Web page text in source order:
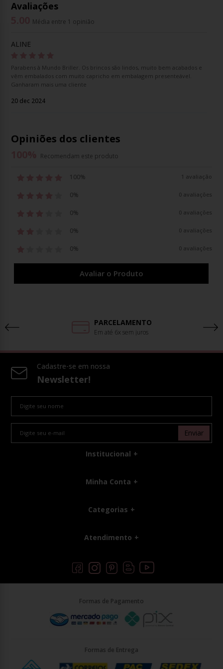
Avaliações
Média entre 1 opinião
ALINE
Parabens à Mundo Briller. Os brincos são lindos, muito bem acabados e
vêm embalados com muito capricho em embalagem presenteável.
Ganharam mais uma cliente
20 dec 2024
Opiniões dos clientes
Recomendam este produto
100% 1 avaliação
0% 0 avaliações
0% 0 avaliações
0% 0 avaliações
0% 0 avaliações
Avaliar o Produto
PARCELAMENTO
Em até 6x sem juros
Cadastre-se em nossa
Newsletter!
Enviar
Institucional
Minha Conta
Categorias
Atendimento
Formas de Pagamento
Formas de Entrega